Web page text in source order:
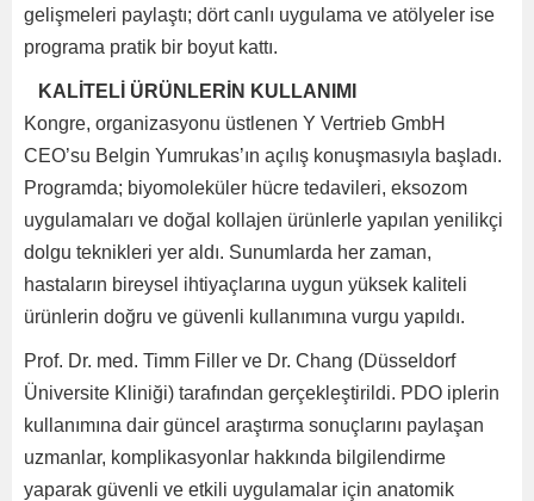
gelişmeleri paylaştı; dört canlı uygulama ve atölyeler ise
programa pratik bir boyut kattı.
KALİTELİ ÜRÜNLERİN KULLANIMI
Kongre, organizasyonu üstlenen Y Vertrieb GmbH
CEO’su Belgin Yumrukas’ın açılış konuşmasıyla başladı.
Programda; biyomoleküler hücre tedavileri, eksozom
uygulamaları ve doğal kollajen ürünlerle yapılan yenilikçi
dolgu teknikleri yer aldı. Sunumlarda her zaman,
hastaların bireysel ihtiyaçlarına uygun yüksek kaliteli
ürünlerin doğru ve güvenli kullanımına vurgu yapıldı.
Prof. Dr. med. Timm Filler ve Dr. Chang (Düsseldorf
Üniversite Kliniği) tarafından gerçekleştirildi. PDO iplerin
kullanımına dair güncel araştırma sonuçlarını paylaşan
uzmanlar, komplikasyonlar hakkında bilgilendirme
yaparak güvenli ve etkili uygulamalar için anatomik